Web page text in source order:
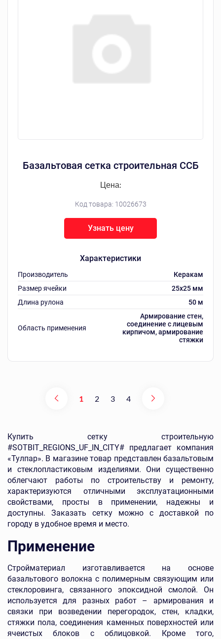
Базальтовая сетка строительная ССБ
Код товара: 10026673
Цена:
Характеристики
Производитель
Керакам
Размер ячейки
25x25 мм
Длина рулона
50 м
Область применения
Армирование стен,
соединение с лицевым
кирпичом, армирование
стяжки
Узнать цену
1 2 3 4
Купить сетку строительную
#SOTBIT_REGIONS_UF_IN_CITY# предлагает компания
«Тулпар». В магазине товар представлен базальтовым
и стеклопластиковым изделиями. Они существенно
облегчают работы по строительству и ремонту,
характеризуются отличными эксплуатационными
свойствами, просты в применении, надежны и
доступны. Заказать сетку можно с доставкой по
городу в удобное время и место.
Применение
Стройматериал изготавливается на основе
базальтового волокна с полимерным связующим или
стеклоровинга, связанного эпоксидной смолой. Он
используется для разных работ – армирования и
связки при возведении перегородок, стен, кладки,
стяжки пола, соединения каменных поверхностей или
ячеистых блоков с облицовкой. Кроме того,